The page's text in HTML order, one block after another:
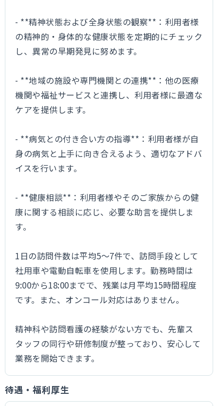
- **精神状態および全身状態の観察**：利用者様
の精神的・身体的な健康状態を定期的にチェック
し、異常の早期発見に努めます。
- **地域の施設や専門機関との連携**：他の医療
機関や福祉サービスと連携し、利用者様に最適な
ケアを提供します。
- **病気との付き合い方の指導**：利用者様が自
身の病気と上手に向き合えるよう、適切なアドバ
イスを行います。
- **健康相談**：利用者様やそのご家族からの健
康に関する相談に応じ、必要な助言を提供しま
す。
1日の訪問件数は平均5～7件で、訪問手段として
社用車や電動自転車を使用します。勤務時間は
9:00から18:00までで、残業は月平均15時間程度
です。また、オンコール対応はありません。
精神科や訪問看護の経験がない方でも、先輩ス
タッフの同行や研修制度が整っており、安心して
業務を開始できます。
待遇・福利厚生